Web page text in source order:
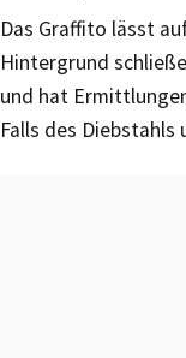
Das Graffito lässt
Hintergrund
und hat
Falls des Diebstahls